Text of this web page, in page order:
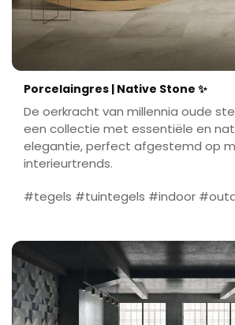
Porcelaingres | Native Stone ✨
De oerkracht van millennia oude
een collectie met essentiële en
elegantie, perfect afgestemd op
interieurtrends.
#tegels #tuintegels #indoor